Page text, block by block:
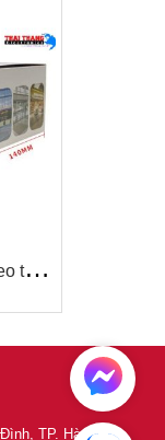
M
áy đo thân nhiệt tự động treo tường
TP. Hà Nội